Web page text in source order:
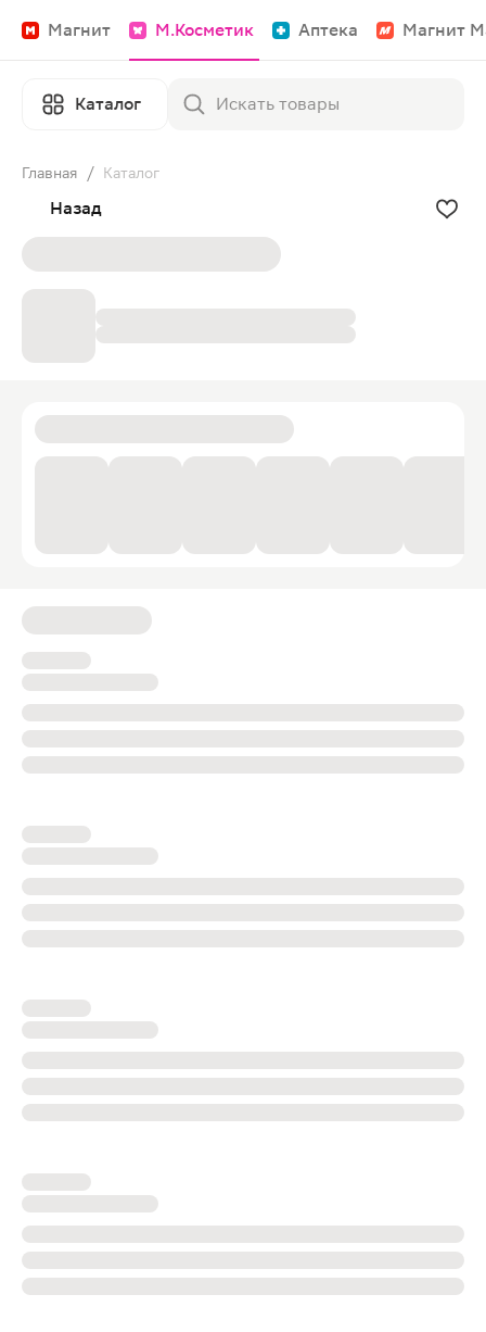
Магнит М.Косметик Аптека Магнит
Каталог
Главная / Каталог
Назад